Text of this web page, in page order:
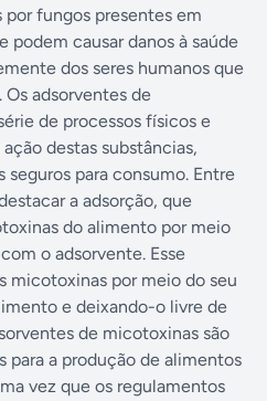
por fungos presentes em
podem causar danos à saúde
dos seres humanos que
adsorventes de
de processos físicos e
destas substâncias,
para consumo. Entre
a adsorção, que
do alimento por meio
o adsorvente. Esse
micotoxinas por meio do seu
e deixando-o livre de
de micotoxinas são
a produção de alimentos
vez que os regulamentos